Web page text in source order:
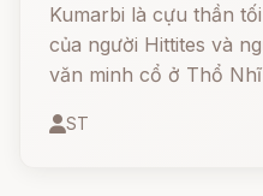
Kumarbi là cựu thần
của người Hittites và
văn minh cổ ở Thổ
Ugariti.
ST